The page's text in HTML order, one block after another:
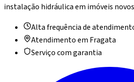
instalação hidráulica em imóveis
Alta frequência de
Atendimento em Fragata
Serviço com garantia